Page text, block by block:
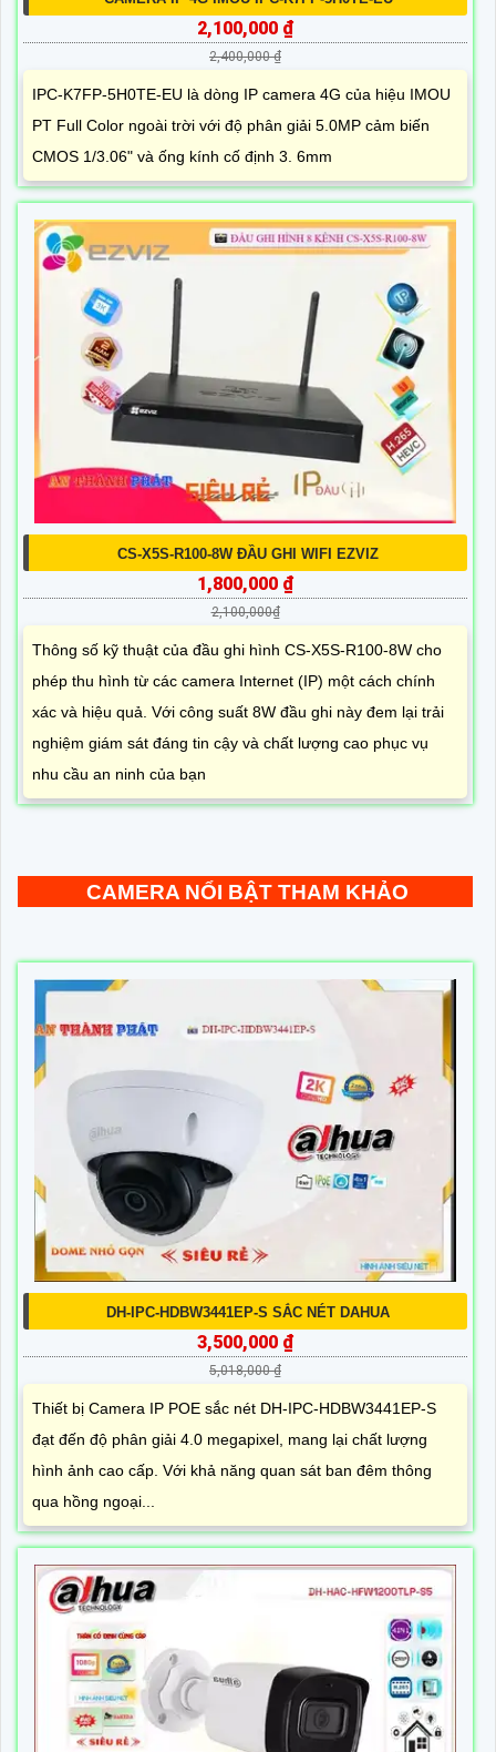
2,100,000 ₫
2,400,000 ₫
IPC-K7FP-5H0TE-EU là dòng IP camera 4G của hiệu IMOU
PT Full Color ngoài trời với độ phân giải 5.0MP cảm biến
CMOS 1/3.06" và ống kính cố định 3. 6mm
CS-X5S-R100-8W ĐẦU GHI WIFI EZVIZ
1,800,000 ₫
2,100,000₫
Thông số kỹ thuật của đầu ghi hình CS-X5S-R100-8W cho
phép thu hình từ các camera Internet (IP) một cách chính
xác và hiệu quả. Với công suất 8W đầu ghi này đem lại trải
nghiệm giám sát đáng tin cậy và chất lượng cao phục vụ
nhu cầu an ninh của bạn
CAMERA NỔI BẬT THAM KHẢO
DH-IPC-HDBW3441EP-S SẮC NÉT DAHUA
3,500,000 ₫
5,018,000 ₫
Thiết bị Camera IP POE sắc nét DH-IPC-HDBW3441EP-S
đạt đến độ phân giải 4.0 megapixel, mang lại chất lượng
hình ảnh cao cấp. Với khả năng quan sát ban đêm thông
qua hồng ngoại...